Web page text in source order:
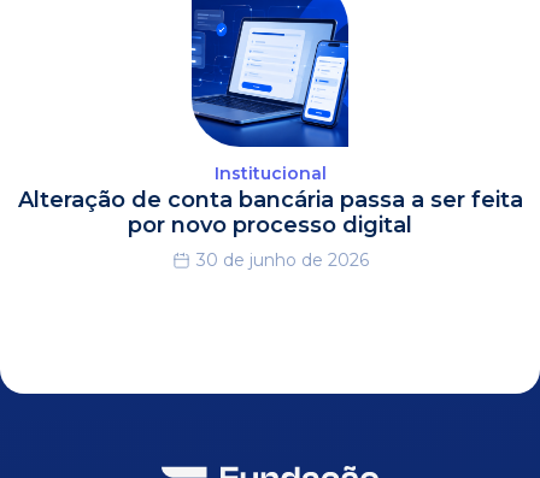
Institucional
Alteração de conta bancária passa a ser feita
por novo processo digital
30 de junho de 2026